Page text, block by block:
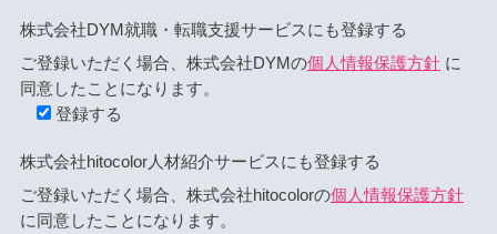
株式会社DYM就職・転職支援サービスにも登録する
ご登録いただく場合、株式会社DYMの個人情報保護方針に
同意したことになります。
登録する
株式会社hitocolor人材紹介サービスにも登録する
ご登録いただく場合、株式会社hitocolorの個人情報保護方針
に同意したことになります。